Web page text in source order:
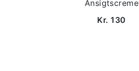
Ansigtscreme
Kr. 130